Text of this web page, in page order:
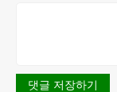
댓글 저장하기